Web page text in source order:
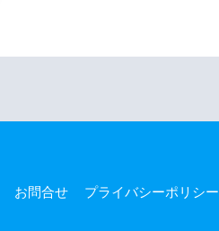
お問合せ プライバシーポリシー